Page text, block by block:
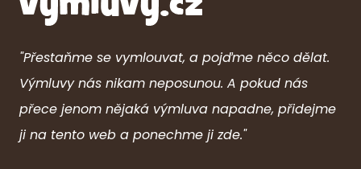
"Přestaňme se vymlouvat, a pojďme něco dělat.
Výmluvy nás nikam neposunou. A pokud nás
přece jenom nějaká výmluva napadne, přidejme
ji na tento web a ponechme ji zde."